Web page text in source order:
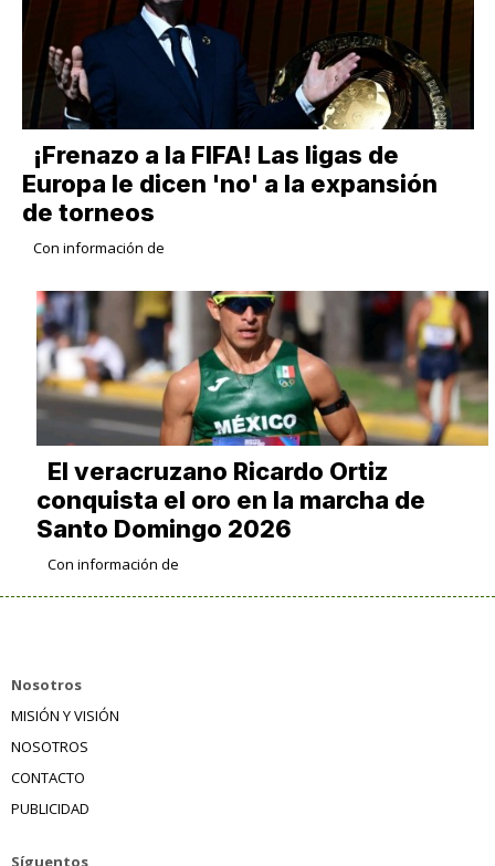
¡Frenazo a la FIFA! Las ligas de
Europa le dicen 'no' a la expansión
de torneos
Con información de
​El veracruzano Ricardo Ortiz
conquista el oro en la marcha de
Santo Domingo 2026
Con información de
Nosotros
MISIÓN Y VISIÓN
NOSOTROS
CONTACTO
PUBLICIDAD
Síguentos